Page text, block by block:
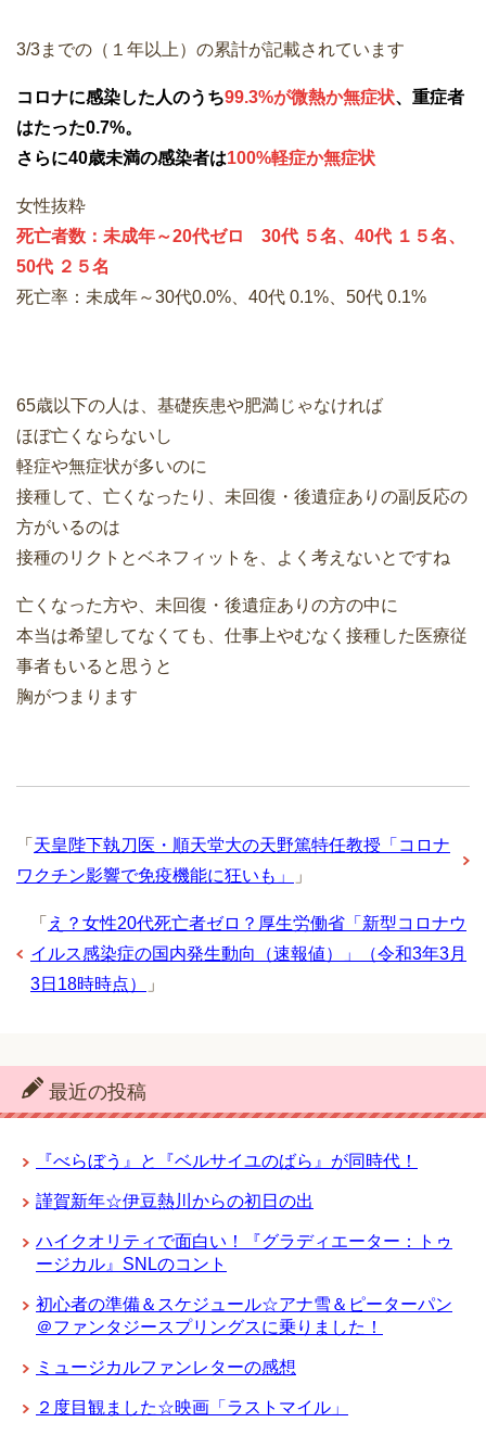
3/3までの（１年以上）の累計が記載されています
コロナに感染した人のうち99.3%が微熱か無症状、重症者
はたった0.7%。
さらに40歳未満の感染者は100%軽症か無症状
女性抜粋
死亡者数：未成年～20代ゼロ 30代 ５名、40代 １５名、
50代 ２５名
死亡率：未成年～30代0.0%、40代 0.1%、50代 0.1%
65歳以下の人は、基礎疾患や肥満じゃなければ
ほぼ亡くならないし
軽症や無症状が多いのに
接種して、亡くなったり、未回復・後遺症ありの副反応の
方がいるのは
接種のリクトとベネフィットを、よく考えないとですね
亡くなった方や、未回復・後遺症ありの方の中に
本当は希望してなくても、仕事上やむなく接種した医療従
事者もいると思うと
胸がつまります
「 天皇陛下執刀医・順天堂大の天野篤特任教授「コロナ
ワクチン影響で免疫機能に狂いも」
」
「 え？女性20代死亡者ゼロ？厚生労働省「新型コロナウ
イルス感染症の国内発生動向（速報値）」（令和3年3月
3日18時時点）
」
最近の投稿
『べらぼう』と『ベルサイユのばら』が同時代！
謹賀新年☆伊豆熱川からの初日の出
ハイクオリティで面白い！『グラディエーター：トゥ
ージカル』SNLのコント
初心者の準備＆スケジュール☆アナ雪＆ピーターパン
＠ファンタジースプリングスに乗りました！
ミュージカルファンレターの感想
２度目観ました☆映画「ラストマイル」